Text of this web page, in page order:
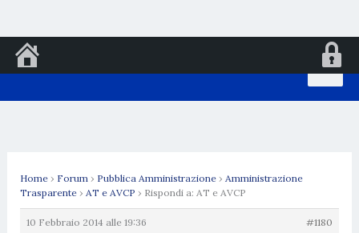
al
Home › Forum › Pubblica Amministrazione › Amministrazione
Trasparente › AT e AVCP › Rispondi a: AT e AVCP
10 Febbraio 2014 alle 19:36 #1180